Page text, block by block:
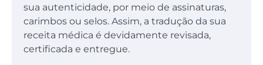
sua autenticidade, por meio de assinaturas,
carimbos ou selos. Assim, a tradução da sua
receita médica é devidamente revisada,
certificada e entregue.